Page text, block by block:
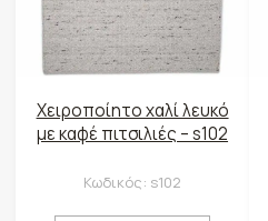
Χειροποίητο χαλί λευκό
με καφέ πιτσιλιές – s102
Κωδικός: s102